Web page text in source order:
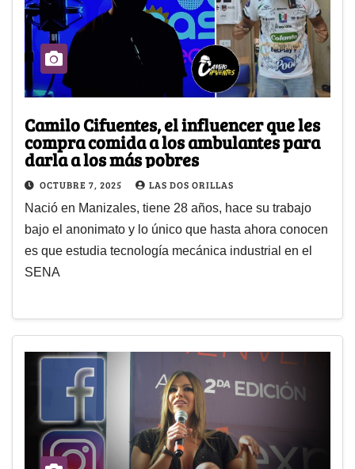
Camilo Cifuentes, el influencer que les
compra comida a los ambulantes para
darla a los más pobres
OCTUBRE 7, 2025 LAS DOS ORILLAS
Nació en Manizales, tiene 28 años, hace su trabajo
bajo el anonimato y lo único que hasta ahora conocen
es que estudia tecnología mecánica industrial en el
SENA